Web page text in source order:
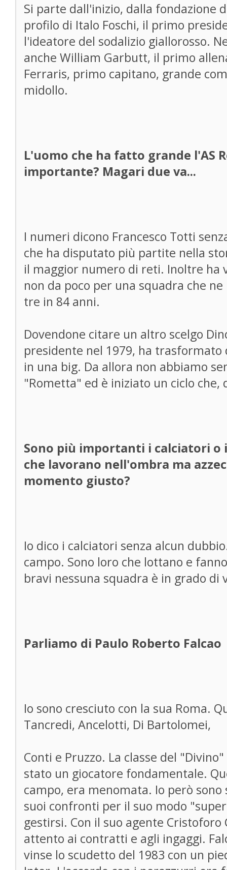
Si parte dall'inizio, dalla fondazione
profilo di Italo Foschi, il primo
l'ideatore del sodalizio giallorosso.
anche William Garbutt, il primo
Ferraris, primo capitano, grande
midollo.
L'uomo che ha fatto grande l'AS
importante? Magari due va...
I numeri dicono Francesco Totti
che ha disputato più partite nella
il maggior numero di reti. Inoltre ha
non da poco per una squadra che
tre in 84 anni.
Dovendone citare un altro scelgo
presidente nel 1979, ha
in una big. Da allora non abbiamo
"Rometta" ed è iniziato un ciclo
Sono più importanti i calciatori
che lavorano nell'ombra ma
momento giusto?
Io dico i calciatori senza alcun
campo. Sono loro che lottano e
bravi nessuna squadra è in grado di
Parliamo di Paulo Roberto Falcao
Io sono cresciuto con la sua Roma.
Tancredi, Ancelotti, Di Bartolomei,
Conti e Pruzzo. La classe del
stato un giocatore fondamentale.
campo, era menomata. Io però
suoi confronti per il suo modo
gestirsi. Con il suo agente
attento ai contratti e agli ingaggi.
vinse lo scudetto del 1983 con un